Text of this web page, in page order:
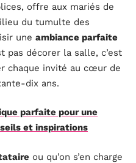
offre aux mariés de
du tumulte des
une ambiance parfaite
pas décorer la salle, c’est
chaque invité au cœur de
dix ans.
parfaite pour une
et inspirations
ou qu’on s’en charge